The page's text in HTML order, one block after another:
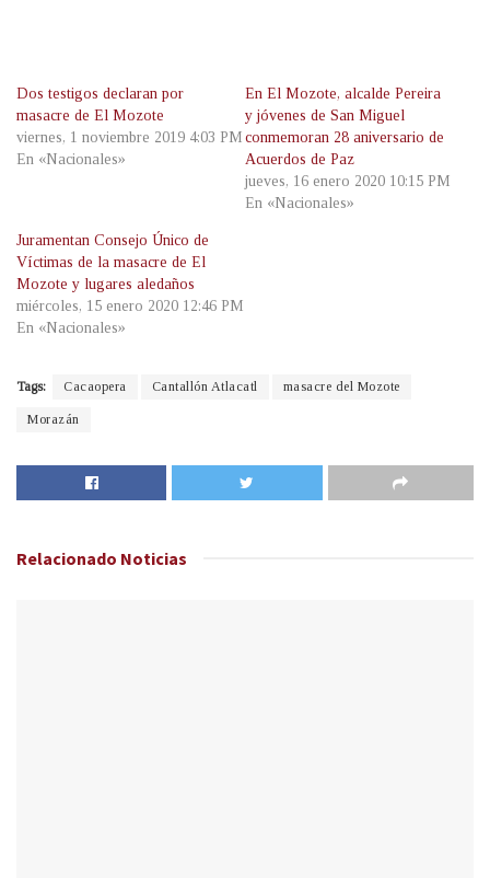
Dos testigos declaran por
masacre de El Mozote
viernes, 1 noviembre 2019 4:03 PM
En «Nacionales»
En El Mozote, alcalde Pereira
y jóvenes de San Miguel
conmemoran 28 aniversario de
Acuerdos de Paz
jueves, 16 enero 2020 10:15 PM
En «Nacionales»
Juramentan Consejo Único de
Víctimas de la masacre de El
Mozote y lugares aledaños
miércoles, 15 enero 2020 12:46 PM
En «Nacionales»
Tags: Cacaopera Cantallón Atlacatl masacre del Mozote
Morazán
Relacionado Noticias